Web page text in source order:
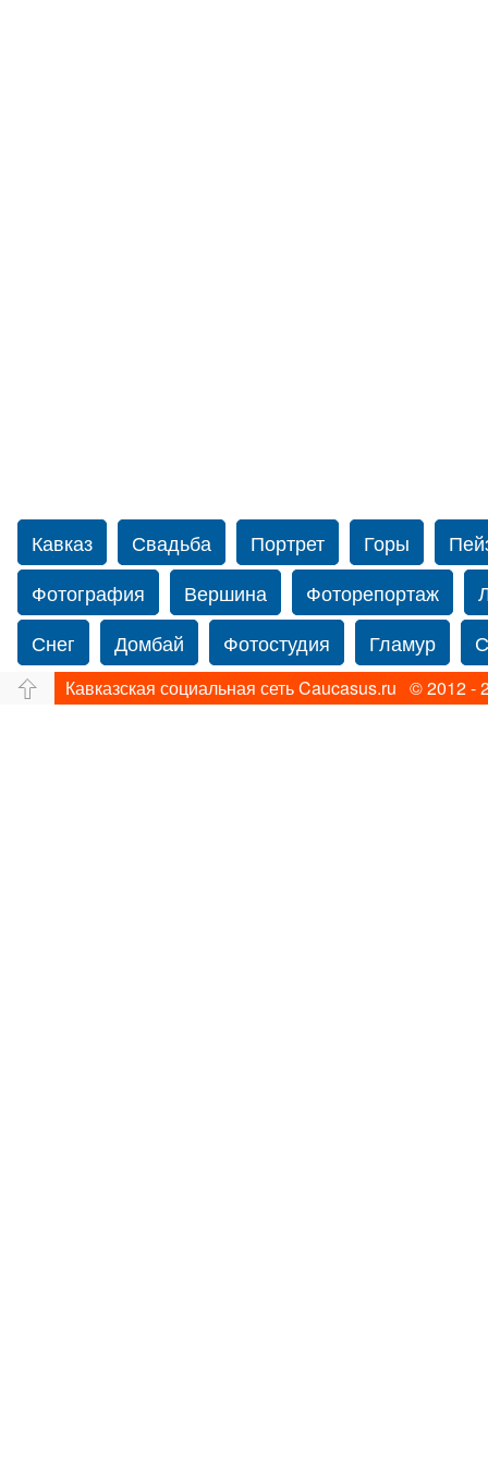
Кавказ Свадьба Портрет Горы
Фотография
Вершина Фоторепортаж
Снег
Домбай Фотостудия Гламур
Путешествие
Перевал Ущелье
Кавказская социальная сеть Caucasus.ru © 2012 -